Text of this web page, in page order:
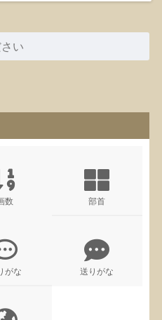
数 部首
がな 送りがな